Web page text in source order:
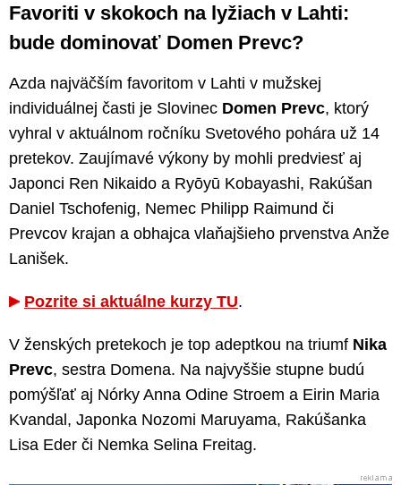
Favoriti v skokoch na lyžiach v Lahti:
bude dominovať Domen Prevc?
Azda najväčším favoritom v Lahti v mužskej
individuálnej časti je Slovinec Domen Prevc, ktorý
vyhral v aktuálnom ročníku Svetového pohára už 14
pretekov. Zaujímavé výkony by mohli predviesť aj
Japonci Ren Nikaido a Ryōyū Kobayashi, Rakúšan
Daniel Tschofenig, Nemec Philipp Raimund či
Prevcov krajan a obhajca vlaňajšieho prvenstva Anže
Lanišek.
Pozrite si aktuálne kurzy TU.
V ženských pretekoch je top adeptkou na triumf Nika
Prevc, sestra Domena. Na najvyššie stupne budú
pomýšľať aj Nórky Anna Odine Stroem a Eirin Maria
Kvandal, Japonka Nozomi Maruyama, Rakúšanka
Lisa Eder či Nemka Selina Freitag.